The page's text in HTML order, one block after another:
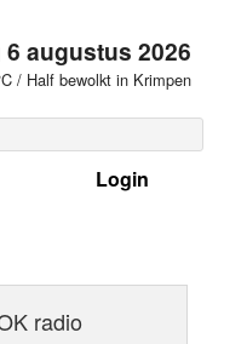
augustus 2026
/ Half bewolkt in Krimpen
Login
radio